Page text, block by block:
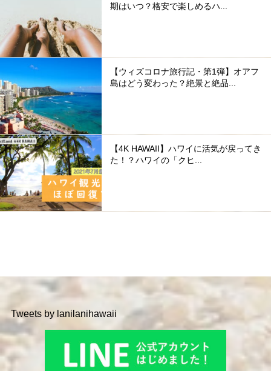
期はいつ？格安で楽しめるハ...
【ウィズコロナ旅行記・第1弾】オアフ
島はどう変わった？絶景と絶品...
【4K HAWAII】ハワイに活気が戻ってき
た！？ハワイの「クヒ...
Tweets by lanilanihawaii